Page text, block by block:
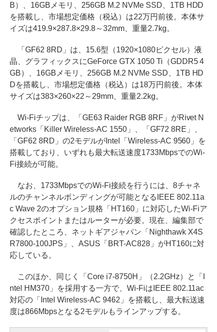
B）、16GBメモリ、256GB M.2 NVMe SSD、1TB HDD
を搭載し、市場想定価格（税込）は22万円前後。本体サ
イズは419.9×287.8×29.8～32mm、重量2.7kg。
「GF62 8RD」は、15.6型（1920×1080ピクセル）液
晶、グラフィックスにGeForce GTX 1050 Ti（GDDR5 4
GB）、16GBメモリ、256GB M.2 NVMe SSD、1TB HD
Dを搭載し、市場想定価格（税込）は18万円前後。本体
サイズは383×260×22～29mm、重量2.2kg。
Wi-Fiチップは、「GE63 Raider RGB 8RF」がRivet N
etworks「Killer Wireless-AC 1550」、「GF72 8RE」、
「GF62 8RD」の2モデルがIntel「Wireless-AC 9560」を
搭載しており、いずれも最大転送速度1733MbpsでのWi-
Fi接続が可能。
なお、1733MbpsでのWi-Fi接続を行うには、8チャネ
ルのチャンネルボンディングが可能となるIEEE 802.11a
c Wave 2のオプション規格「HT160」に対応したWi-Fiア
クセスポイントまたはルーターが必要。現在、編集部で
確認したところ、ネットギアジャパン「Nighthawk X4S
R7800-100JPS」、ASUS「BRT-AC828」がHT160に対
応している。
このほか、同じく「Core i7-8750H」（2.2GHz）と「I
ntel HM370」を採用する一方で、Wi-FiはIEEE 802.11ac
対応の「Intel Wireless-AC 9462」を搭載し、最大転送速
度は866Mbpsとなる2モデルもラインアップする。